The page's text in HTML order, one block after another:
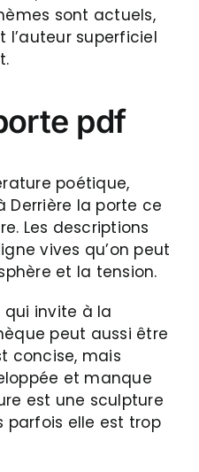
sont actuels,
superficiel
pdf
poétique,
la porte ce
Les descriptions
vives qu’on peut
et la tension.
qui invite à la
peut aussi être
concise, mais
et manque
est une sculpture
parfois elle est trop